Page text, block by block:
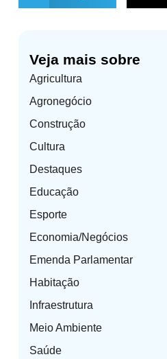
Veja mais sobre
Agricultura
Agronegócio
Construção
Cultura
Destaques
Educação
Esporte
Economia/Negócios
Emenda Parlamentar
Habitação
Infraestrutura
Meio Ambiente
Saúde